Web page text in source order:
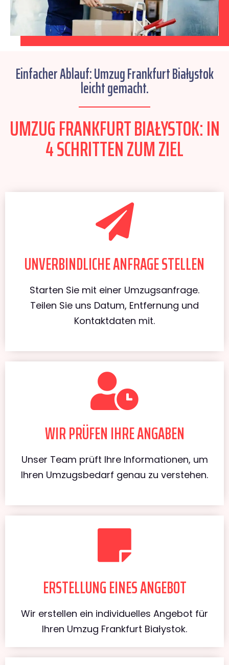
Einfacher Ablauf: Umzug Frankfurt Białystok
leicht gemacht.
UMZUG FRANKFURT BIAŁYSTOK: IN
4 SCHRITTEN ZUM ZIEL
UNVERBINDLICHE ANFRAGE STELLEN
Starten Sie mit einer Umzugsanfrage.
Teilen Sie uns Datum, Entfernung und
Kontaktdaten mit.
WIR PRÜFEN IHRE ANGABEN
Unser Team prüft Ihre Informationen, um
Ihren Umzugsbedarf genau zu verstehen.
ERSTELLUNG EINES ANGEBOT
Wir erstellen ein individuelles Angebot für
Ihren Umzug Frankfurt Białystok.